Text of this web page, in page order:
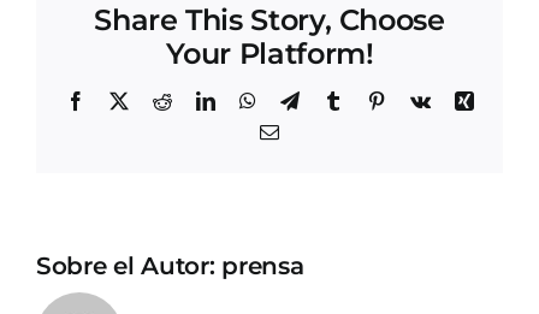
Share This Story, Choose
Your Platform!
Facebook
X RedditLinkedInWhatsApp
TelegramTumblrPinterest
Vk
Xing
Correo
Sobre el Autor: prensa